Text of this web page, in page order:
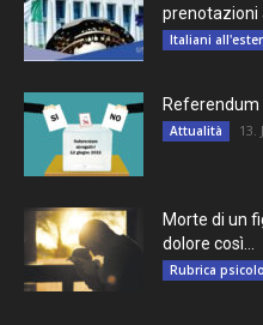
prenotazioni
Italiani
Referendum
Attualità 13.
Morte di un
dolore così...
Rubrica